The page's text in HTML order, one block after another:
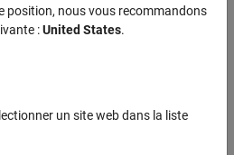
was this information?
position, nous vous recommandons
:United States.
un site web dans la liste